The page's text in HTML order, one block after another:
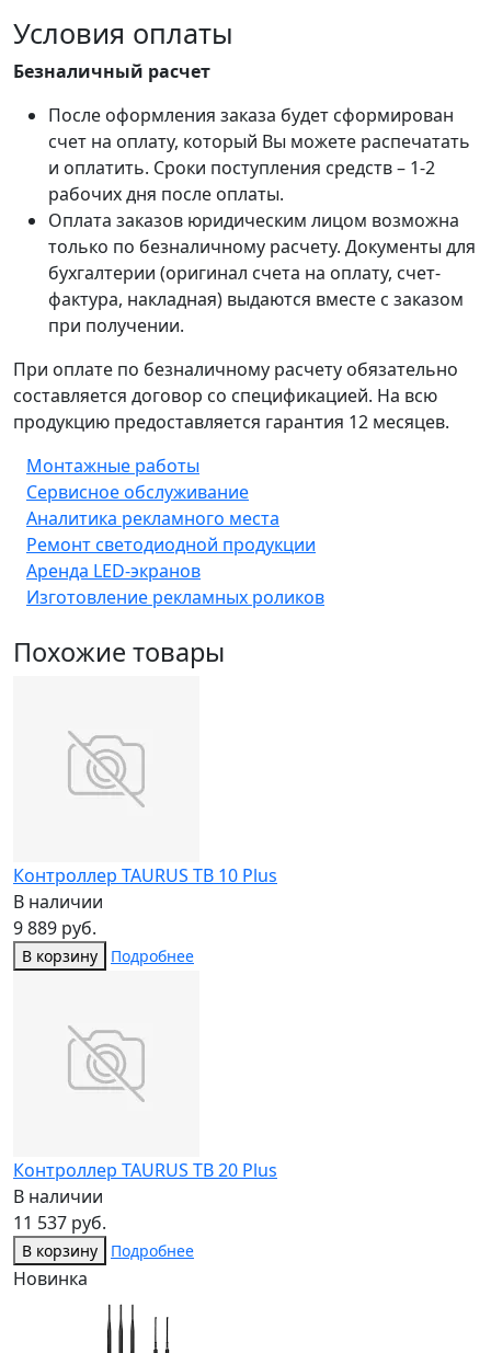
Условия оплаты
Безналичный расчет
После оформления заказа будет сформирован
счет на оплату, который Вы можете распечатать
и оплатить. Сроки поступления средств – 1-2
рабочих дня после оплаты.
Оплата заказов юридическим лицом возможна
только по безналичному расчету. Документы для
бухгалтерии (оригинал счета на оплату, счет-
фактура, накладная) выдаются вместе с заказом
при получении.
При оплате по безналичному расчету обязательно
составляется договор со спецификацией. На всю
продукцию предоставляется гарантия 12 месяцев.
Монтажные работы
Сервисное обслуживание
Аналитика рекламного места
Ремонт светодиодной продукции
Аренда LED-экранов
Изготовление рекламных роликов
Похожие товары
Контроллер TAURUS TB 10 Plus
В наличии
9 889 руб.
В корзину Подробнее
Контроллер TAURUS TB 20 Plus
В наличии
11 537 руб.
В корзину Подробнее
Новинка